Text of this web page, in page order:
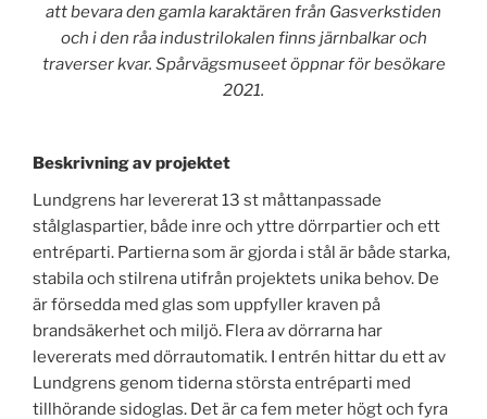
att bevara den gamla karaktären från Gasverkstiden
och i den råa industrilokalen finns järnbalkar och
traverser kvar. Spårvägsmuseet öppnar för besökare
2021.
Beskrivning av projektet
Lundgrens har levererat 13 st måttanpassade
stålglaspartier, både inre och yttre dörrpartier och ett
entréparti. Partierna som är gjorda i stål är både starka,
stabila och stilrena utifrån projektets unika behov. De
är försedda med glas som uppfyller kraven på
brandsäkerhet och miljö. Flera av dörrarna har
levererats med dörrautomatik. I entrén hittar du ett av
Lundgrens genom tiderna största entréparti med
tillhörande sidoglas. Det är ca fem meter högt och fyra